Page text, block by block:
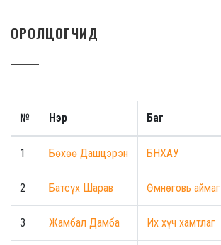
ОРОЛЦОГЧИД
№ Нэр Баг
1 Бөхөө Дашцэрэн БНХАУ
2 Батсүх Шарав Өмнөговь аймаг
3 Жамбал Дамба Их хүч хамтлаг